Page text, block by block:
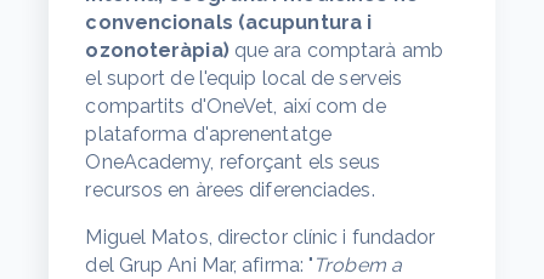
convencionals (acupuntura i
ozonoteràpia) que ara comptarà amb
el suport de l'equip local de serveis
compartits d'OneVet, així com de
plataforma d'aprenentatge
OneAcademy, reforçant els seus
recursos en àrees diferenciades.
Miguel Matos, director clínic i fundador
del Grup Ani Mar, afirma: " Trobem a